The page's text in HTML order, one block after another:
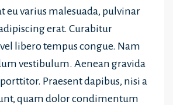
eu varius malesuada, pulvinar
erat. Curabitur
libero tempus congue. Nam
vestibulum. Aenean gravida
Praesent dapibus, nisi a
quam dolor condimentum